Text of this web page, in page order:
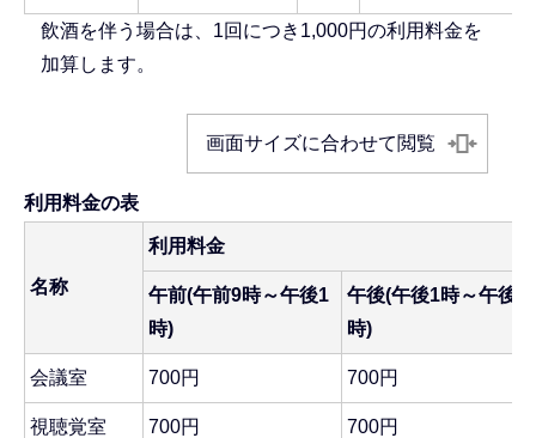
飲酒を伴う場合は、1回につき1,000円の利用料金を
加算します。
画面サイズに合わせて閲覧
利用料金の表
名称
利用料金
午前(午前9時～午後1
時)
午後(午後1時～午後5
時)
会議室 700円 700円
視聴覚室 700円 700円